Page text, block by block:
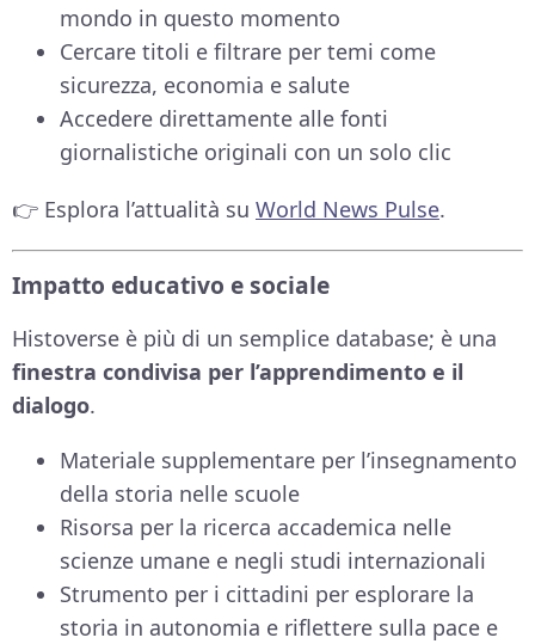
mondo in questo momento
Cercare titoli e filtrare per temi come
sicurezza, economia e salute
Accedere direttamente alle fonti
giornalistiche originali con un solo clic
👉 Esplora l’attualità su World News Pulse.
Impatto educativo e sociale
Histoverse è più di un semplice database; è una
finestra condivisa per l’apprendimento e il
dialogo.
Materiale supplementare per l’insegnamento
della storia nelle scuole
Risorsa per la ricerca accademica nelle
scienze umane e negli studi internazionali
Strumento per i cittadini per esplorare la
storia in autonomia e riflettere sulla pace e